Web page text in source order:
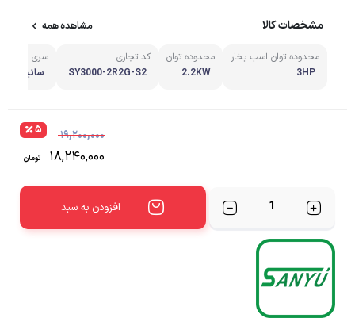
مشخصات کالا مشاهده همه
محدوده توان اسب بخار
3HP
محدوده توان
2.2KW
کد تجاری
SY3000-2R2G-S2
سری اینورتر
سانیو SY3000
۱۹,۲۰۰,۰۰۰
۱۸,۲۴۰,۰۰۰ تومان
۵
تعداد
افزودن به سبد